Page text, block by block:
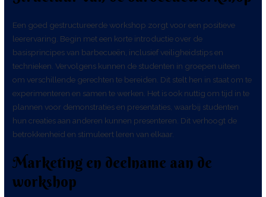
Een goed gestructureerde workshop zorgt voor een positieve
leerervaring. Begin met een korte introductie over de
basisprincipes van barbecueën, inclusief veiligheidstips en
technieken. Vervolgens kunnen de studenten in groepen uiteen
om verschillende gerechten te bereiden. Dit stelt hen in staat om te
experimenteren en samen te werken. Het is ook nuttig om tijd in te
plannen voor demonstraties en presentaties, waarbij studenten
hun creaties aan anderen kunnen presenteren. Dit verhoogt de
betrokkenheid en stimuleert leren van elkaar.
Marketing en deelname aan de
workshop